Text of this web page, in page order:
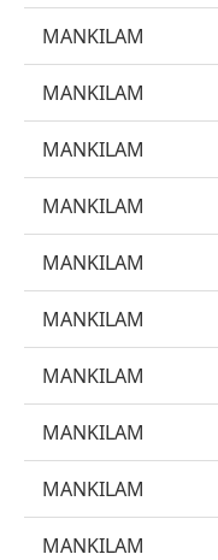
MANKILAM
MANKILAM
MANKILAM
MANKILAM
MANKILAM
MANKILAM
MANKILAM
MANKILAM
MANKILAM
MANKILAM